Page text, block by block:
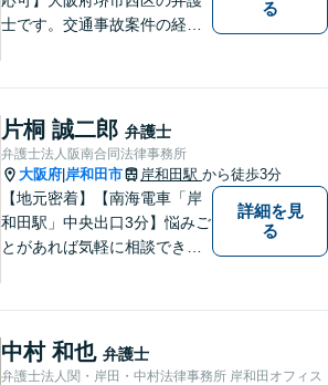
士です。交通事故案件の経験
る
片桐 誠二郎 弁護士
弁護士法人阪南合同法律事務所
大阪府 岸和田市 岸和田駅 から徒歩3分
【地元密着】【南海電車「岸
和田駅」中央出口3分】悩みご
とがあれば気軽に相談でき
てもらうように、どうぞお気
軽にご相談ください。
詳細を見
る
中村 和也 弁護士
弁護士法人関・岸田・中村法律事務所 岸和田オフィス